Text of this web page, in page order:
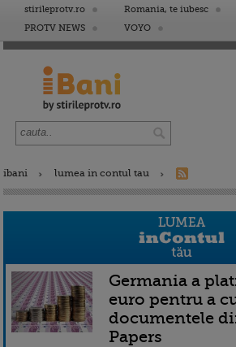
stirileprotv.ro Romania, te iubesc
PROTV NEWS
VOYO
ibani lumea in contul tau
Germania a
euro pentru a
documentele
Papers